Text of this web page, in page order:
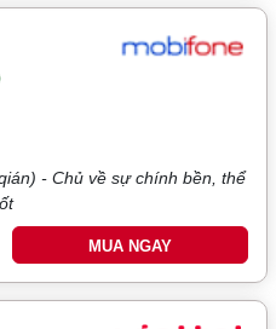
- Chủ về sự chính bền, thể
MUA NGAY